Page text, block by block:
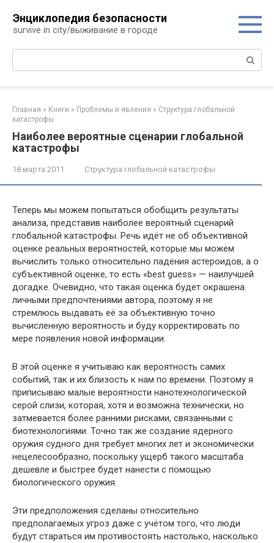
контенту
Энциклопедия безопасности
survive in city/выживание в городе
Поиск:
Главная » Книги » Проблемы и явления » Структура глобальной
катастрофы
Наиболее вероятные сценарии глобальной
катастрофы
18 марта 2011 Структура глобальной катастрофы
Теперь мы можем попытаться обобщить результаты
анализа, представив наиболее вероятный сценарий
глобальной катастрофы. Речь идёт не об объективной
оценке реальных вероятностей, которые мы можем
вычислить только относительно падения астероидов, а о
субъективной оценке, то есть «best guess» — наилучшей
догадке. Очевидно, что такая оценка будет окрашена
личными предпочтениями автора, поэтому я не
стремлюсь выдавать её за объективную точно
вычисленную вероятность и буду корректировать по
мере появления новой информации.
В этой оценке я учитываю как вероятность самих
событий, так и их близость к нам по времени. Поэтому я
приписываю малые вероятности нанотехнологической
серой слизи, которая, хотя и возможна технически, но
затмевается более ранними рисками, связанными с
биотехнологиями. Точно так же создание ядерного
оружия судного дня требует многих лет и экономически
нецелесообразно, поскольку ущерб такого масштаба
дешевле и быстрее будет нанести с помощью
биологического оружия.
Эти предположения сделаны относительно
предполагаемых угроз даже с учётом того, что люди
будут стараться им противостоять настолько, насколько